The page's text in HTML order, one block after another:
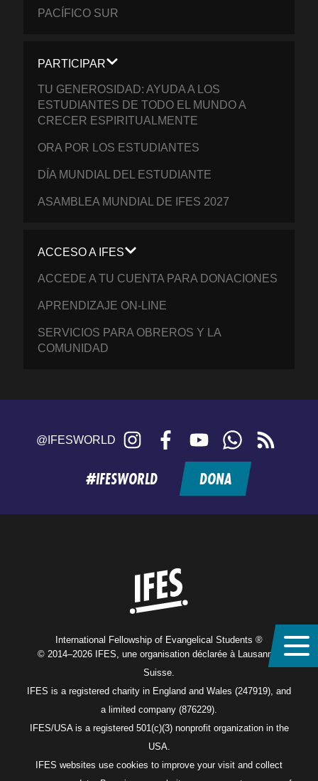
PACÍFICO SUR
PARTICIPAR
TU GENEROSIDAD: AYUDA A LOS
ESTUDIANTES DE TODO EL MUNDO A
CRECER ESPIRITUALMENTE
ORA POR LOS ESTUDIANTES
DÍA MUNDIAL DEL ESTUDIANTE
ASAMBLEA MUNDIAL DE IFES 2027
ACCESO A IFES
ACCEDE A TU CUENTA PARA DONACIONES
APRENDIZAJE ON-LINE
SERVICIOS PARA OBREROS Y LA
COMUNIDAD
@IFESWORLD Instagram FacebookYouTubeWhatsApp
feed
#IFESWORLD DONA
International Fellowship of Evangelical Students ®
© 2014–2026 IFES, une organisation déclarée à Lausanne,
Suisse.
IFES is a registered charity in England and Wales (247919), and
a limited company (876229).
IFES/USA is a registered 501(c)(3) nonprofit organization in the
USA.
IFES websites use cookies to improve your visit and collect